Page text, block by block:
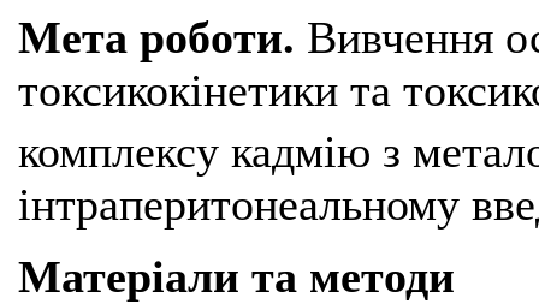
Мета роботи. Вивчення
токсикокінетики та
комплексу кадмію з
інтраперитонеальному
Матеріали та методи